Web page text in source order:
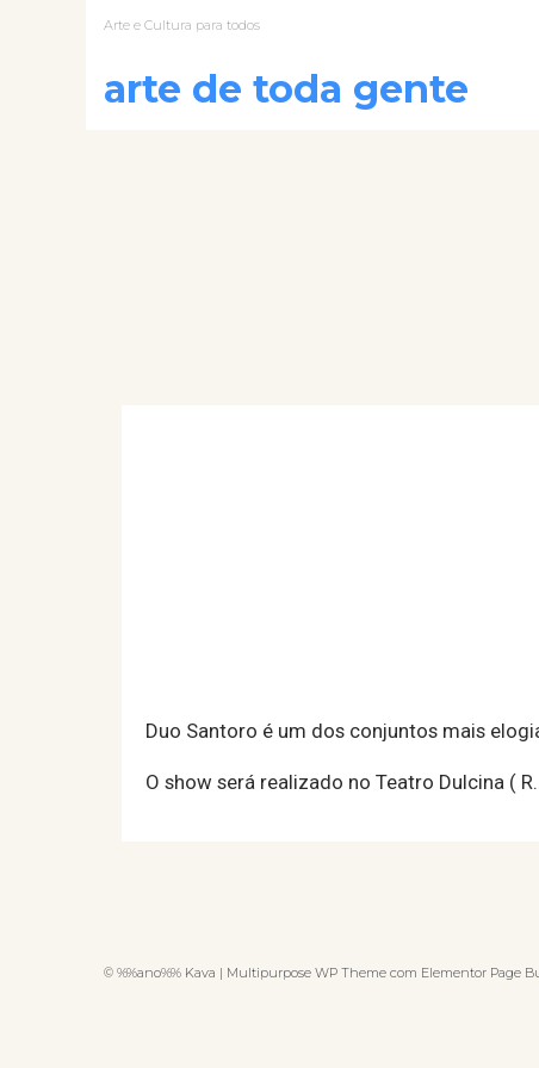
Arte e Cultura para todos
arte de toda gente
Duo Santoro é um dos conjuntos mais
O show será realizado no Teatro Dulcina (
© %%ano%% Kava | Multipurpose WP Theme com Elementor Page